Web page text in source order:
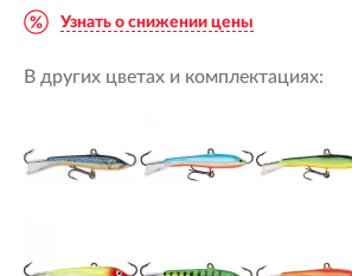
Узнать о снижении цены
В других цветах и комплектациях: